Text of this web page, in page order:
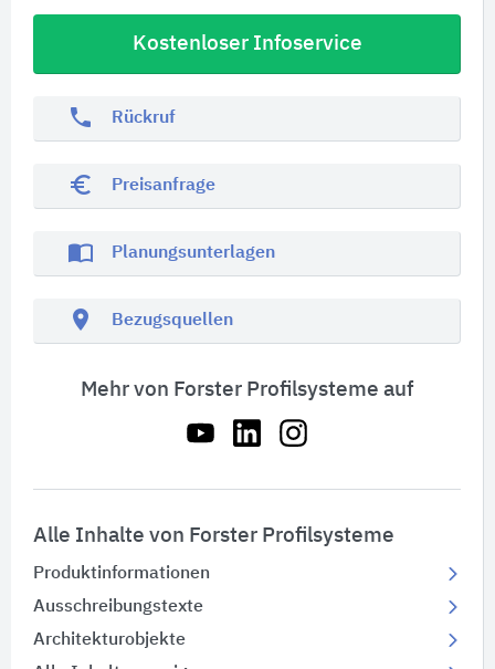
Kostenloser Infoservice
phone Rückruf
euro_symbol Preisanfrage
import_contacts Planungsunterlagen
location_on Bezugsquellen
Mehr von Forster Profilsysteme auf
Alle Inhalte von Forster Profilsysteme
Produktinformationen
Ausschreibungstexte
Architekturobjekte